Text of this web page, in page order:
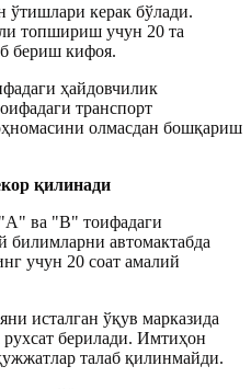
ўтишлари керак бўлади.
топшириш учун 20 та
бериш кифоя.
ҳайдовчилик
транспорт
олмасдан бошқариш
қилинади
ва "B" тоифадаги
билимларни автомактабда
учун 20 соат амалий
исталган ўқув марказида
берилади. Имтиҳон
талаб қилинмайди.